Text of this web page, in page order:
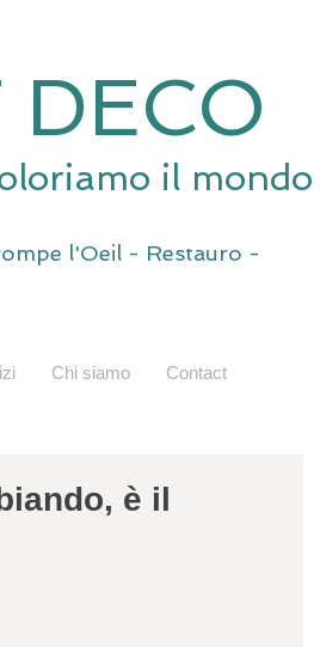
DECO
il mondo
l'Oeil - Restauro -
Chi siamo Contact
è il